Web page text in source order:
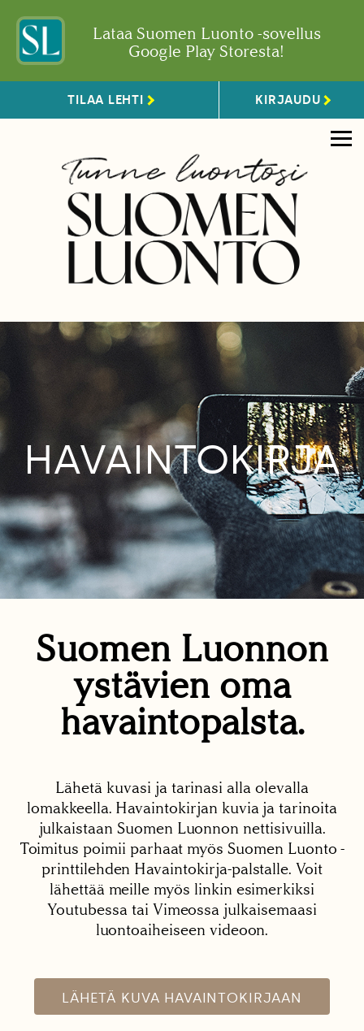
Lataa Suomen Luonto -sovellus
Google Play Storesta!
TILAA LEHTI KIRJAUDU
HAVAINTOKIRJA
Suomen Luonnon
ystävien oma
havaintopalsta.
Lähetä kuvasi ja tarinasi alla olevalla
lomakkeella. Havaintokirjan kuvia ja tarinoita
julkaistaan Suomen Luonnon nettisivuilla.
Toimitus poimii parhaat myös Suomen Luonto -
printtilehden Havaintokirja-palstalle. Voit
lähettää meille myös linkin esimerkiksi
Youtubessa tai Vimeossa julkaisemaasi
luontoaiheiseen videoon.
LÄHETÄ KUVA HAVAINTOKIRJAAN